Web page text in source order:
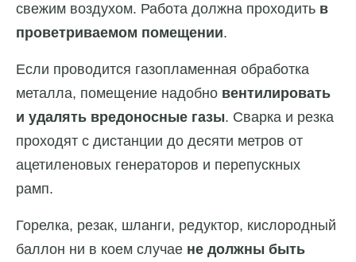
свежим воздухом. Работа должна проходить в
проветриваемом помещении.
Если проводится газопламенная обработка
металла, помещение надобно вентилировать
и удалять вредоносные газы. Сварка и резка
проходят с дистанции до десяти метров от
ацетиленовых генераторов и перепускных
рамп.
Горелка, резак, шланги, редуктор, кислородный
баллон ни в коем случае не должны быть